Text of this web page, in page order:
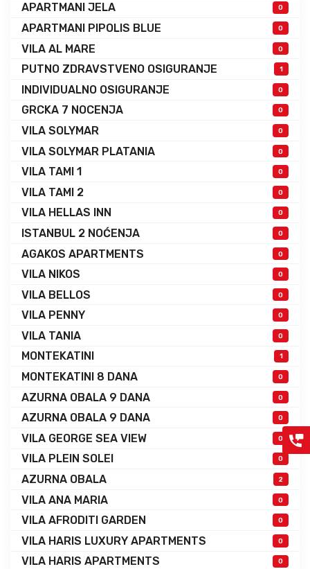
APARTMANI JELA 0
APARTMANI PIPOLIS BLUE 0
VILA AL MARE 0
PUTNO ZDRAVSTVENO OSIGURANJE 1
INDIVIDUALNO OSIGURANJE 0
GRCKA 7 NOCENJA 0
VILA SOLYMAR 0
VILA SOLYMAR PLATANIA 0
VILA TAMI 1 0
VILA TAMI 2 0
VILA HELLAS INN 0
ISTANBUL 2 NOĆENJA 0
AGAKOS APARTMENTS 0
VILA NIKOS 0
VILA BELLOS 0
VILA PENNY 0
VILA TANIA 0
MONTEKATINI 1
MONTEKATINI 8 DANA 0
AZURNA OBALA 9 DANA 0
AZURNA OBALA 9 DANA 0
VILA GEORGE SEA VIEW 0
VILA PLEIN SOLEI 0
AZURNA OBALA 2
VILA ANA MARIA 0
VILA AFRODITI GARDEN 0
VILA HARIS LUXURY APARTMENTS 0
VILA HARIS APARTMENTS 0